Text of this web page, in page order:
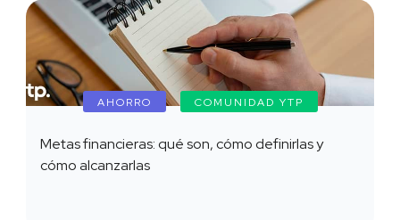
AHORRO COMUNIDAD YTP
Metas financieras: qué son, cómo definirlas y
cómo alcanzarlas